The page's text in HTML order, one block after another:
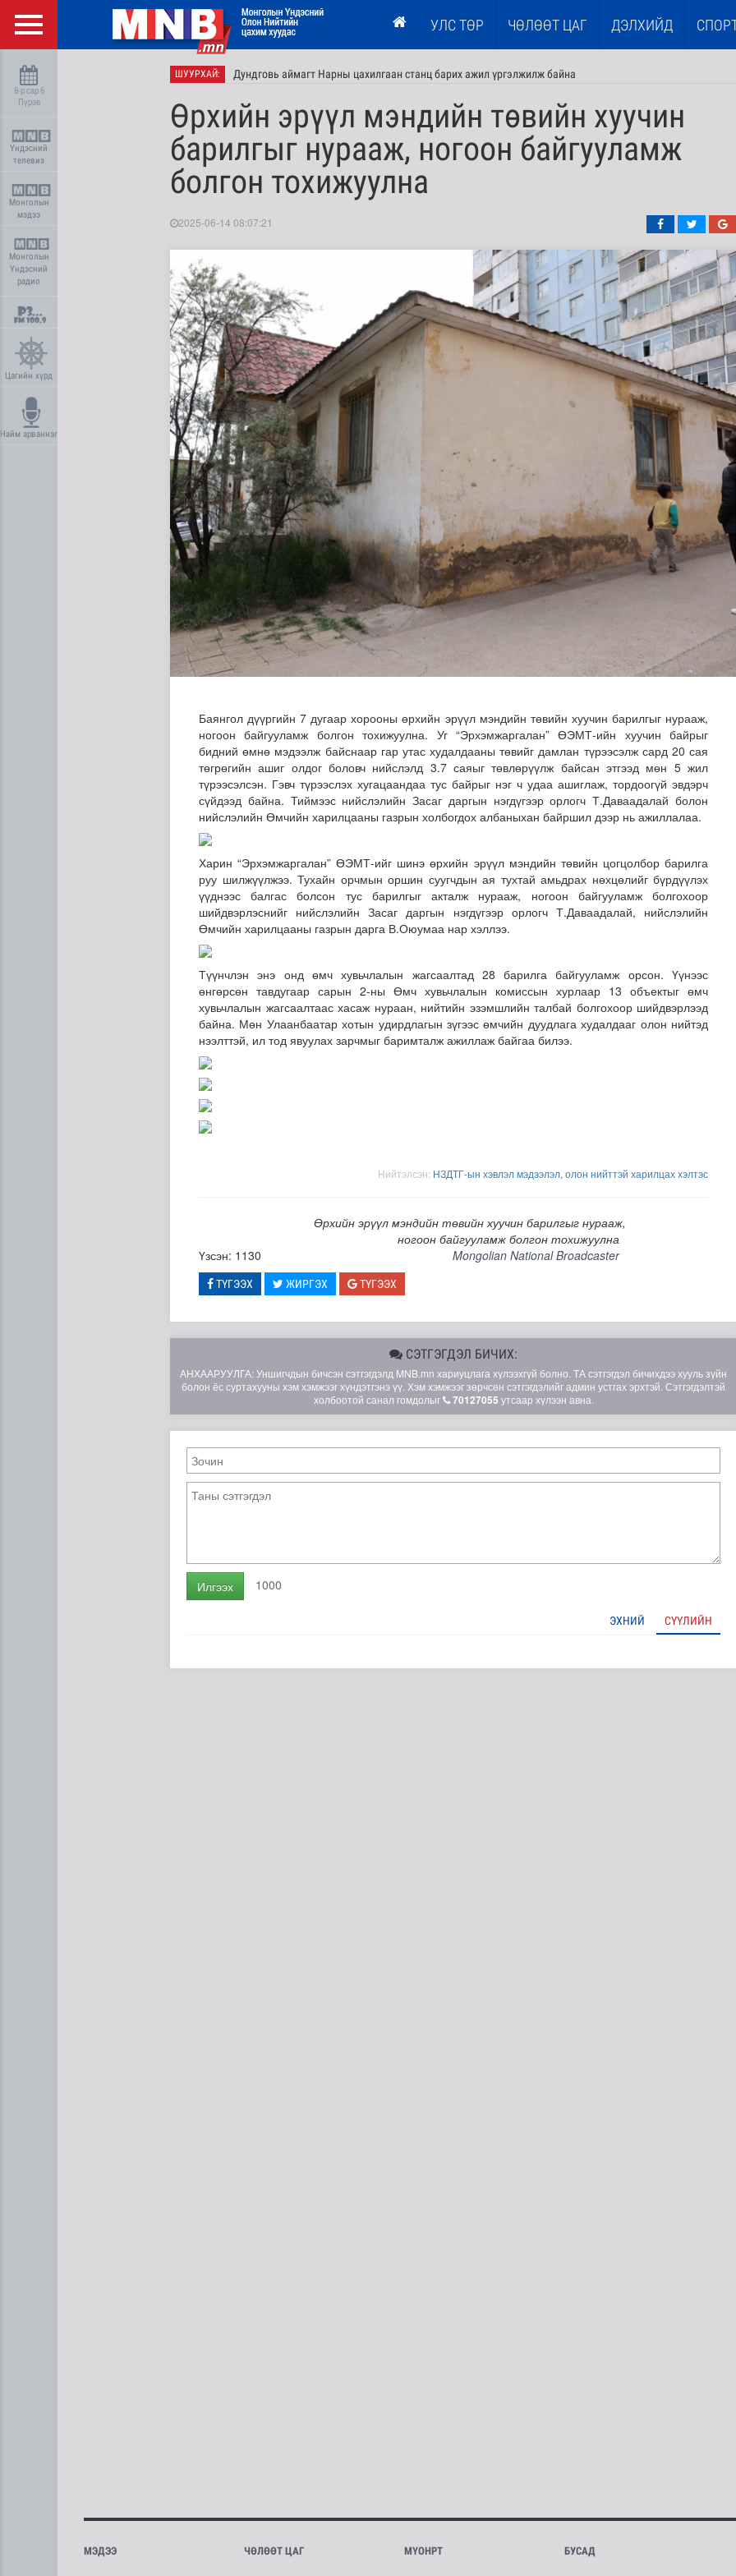
УЛС ТӨР ЧӨЛӨӨТ ЦАГ ДЭЛХИЙД
8-р сар 6
Пүрэв
Үндэсний
телевиз
Монголын
мэдээ
Монголын
Үндэсний
радио
Цагийн хүрд
Найм арваннэг
ШУУРХАЙ: Дундговь аймагт Нарны цахилгаан станц барих ажил үргэлжилж байна
Дипломат төлөөлөгчийн газруудын төлөөлөгчид COP17-ын байгууламжтай танилцлаа
Н.Номтойбаяр: Аймгуудад тулгамдаж буй асуудлуудыг 7 хоног бүр Засгийн газрын х..
Өрхийн эрүүл мэндийн төвийн хуучин
барилгыг нурааж, ногоон байгууламж
болгон тохижуулна
2025-06-14 08:07:21
Баянгол дүүргийн 7 дугаар хорооны өрхийн эрүүл мэндийн төвийн хуучин барилгыг нурааж,
ногоон байгууламж болгон тохижуулна. Уг “Эрхэмжаргалан” ӨЭМТ-ийн хуучин байрыг
бидний өмнө мэдээлж байснаар гар утас худалдааны төвийг дамлан түрээсэлж сард 20 сая
төгрөгийн ашиг олдог боловч нийслэлд 3.7 саяыг төвлөрүүлж байсан этгээд мөн 5 жил
түрээсэлсэн. Гэвч түрээслэх хугацаандаа тус байрыг нэг ч удаа ашиглаж, тордоогүй эвдэрч
сүйдээд байна. Тиймээс нийслэлийн Засаг даргын нэгдүгээр орлогч Т.Даваадалай болон
нийслэлийн Өмчийн харилцааны газрын холбогдох албаныхан байршил дээр нь ажиллалаа.
Харин “Эрхэмжаргалан” ӨЭМТ-ийг шинэ өрхийн эрүүл мэндийн төвийн цогцолбор барилга
руу шилжүүлжээ. Тухайн орчмын оршин суугчдын ая тухтай амьдрах нөхцөлийг бүрдүүлэх
үүднээс балгас болсон тус барилгыг акталж нурааж, ногоон байгууламж болгохоор
шийдвэрлэснийг нийслэлийн Засаг даргын нэгдүгээр орлогч Т.Даваадалай, нийслэлийн
Өмчийн харилцааны газрын дарга В.Оюумаа нар хэллээ.
Түүнчлэн энэ онд өмч хувьчлалын жагсаалтад 28 барилга байгууламж орсон. Үүнээс
өнгөрсөн тавдугаар сарын 2-ны Өмч хувьчлалын комиссын хурлаар 13 объектыг өмч
хувьчлалын жагсаалтаас хасаж нураан, нийтийн эзэмшлийн талбай болгохоор шийдвэрлээд
байна. Мөн Улаанбаатар хотын удирдлагын зүгээс өмчийн дуудлага худалдааг олон нийтэд
нээлттэй, ил тод явуулах зарчмыг баримталж ажиллаж байгаа билээ.
Нийтэлсэн: НЗДТГ-ын хэвлэл мэдээлэл, олон нийттэй харилцах хэлтэс
Өрхийн эрүүл мэндийн төвийн хуучин барилгыг нурааж,
ногоон байгууламж болгон тохижуулна
Үзсэн: 1130
Mongolian National Broadcaster
ТҮГЭЭХ ЖИРГЭХ ТҮГЭЭХ
СЭТГЭГДЭЛ БИЧИХ:
АНХААРУУЛГА: Уншигчдын бичсэн сэтгэгдэлд MNB.mn хариуцлага хүлээхгүй болно. ТА сэтгэгдэл бичихдээ хууль зүйн
болон ёс суртахууны хэм хэмжээг хүндэтгэнэ үү. Хэм хэмжээг зөрчсөн сэтгэгдэлийг админ устгах эрхтэй. Сэтгэгдэлтэй
холбоотой санал гомдолыг
70127055 утсаар хүлээн авна.
Илгээх 1000
ЭХНИЙ СҮҮЛИЙН
МЭДЭЭ ЧӨЛӨӨТ ЦАГ МҮОНРТ БУСАД